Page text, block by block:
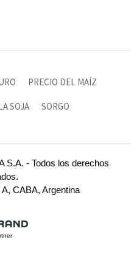
PRECIO DEL MAÍZ
SOJA SORGO
S.A. - Todos los derechos
CABA, Argentina